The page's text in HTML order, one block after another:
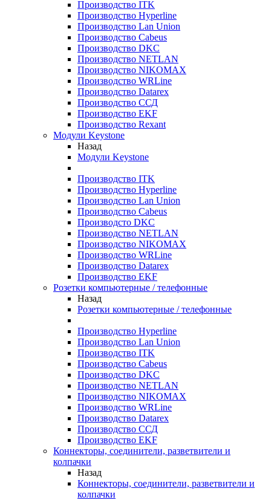
Производство ITK
Производство Hyperline
Производство Lan Union
Производство Cabeus
Производство DKC
Производство NETLAN
Производство NIKOMAX
Производство WRLine
Производство Datarex
Производство ССД
Производство EKF
Производство Rexant
Модули Keystone
Назад
Модули Keystone
Производство ITK
Производство Hyperline
Производство Lan Union
Производство Cabeus
Производсто DKC
Производство NETLAN
Производство NIKOMAX
Производство WRLine
Производство Datarex
Производство EKF
Розетки компьютерные / телефонные
Назад
Розетки компьютерные / телефонные
Производство Hyperline
Производство Lan Union
Производство ITK
Производство Cabeus
Производство DKC
Производство NETLAN
Производство NIKOMAX
Производство WRLine
Производство Datarex
Производство ССД
Производство EKF
Коннекторы, соединители, разветвители и
колпачки
Назад
Коннекторы, соединители, разветвители и
колпачки